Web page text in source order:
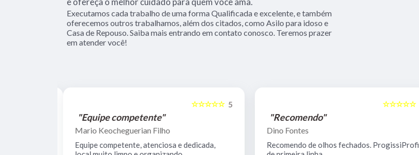
Executamos cada trabalho de uma forma Qualificada e excelente, e também
oferecemos outros trabalhamos, além dos citados, como Asilo para idoso e
Casa de Repouso. Saiba mais entrando em contato conosco. Teremos prazer
em atender você!
5
☆☆☆☆☆
"Equipe competente"
Mario Keocheguerian Filho
Equipe competente, atenciosa e dedicada,
☆☆☆☆☆
"Recomendo"
Dino Fontes
Recomendo de olhos fechados. ProgissiProfi